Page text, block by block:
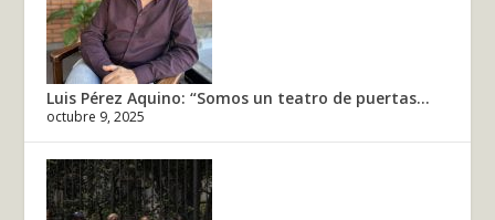
Luis Pérez Aquino: “Somos un teatro de puertas...
octubre 9, 2025